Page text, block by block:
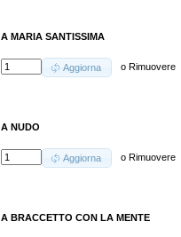
A MARIA SANTISSIMA
Aggiorna oRimuovere
A NUDO
Aggiorna oRimuovere
A BRACCETTO CON LA MENTE